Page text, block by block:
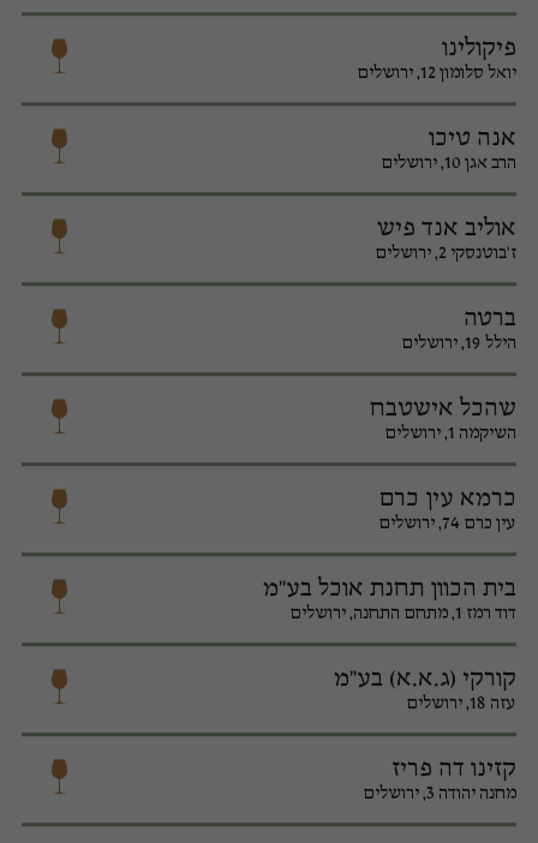
פיקולינו
יואל סלומון 12, ירושלים
אנה טיכו
הרב אגן 10, ירושלים
אוליב אנד פיש
ז'בוטנסקי 2, ירושלים
ברטה
הילל 19, ירושלים
שהכל אישטבח
השיקמה 1, ירושלים
כרמא עין כרם
עין כרם 74, ירושלים
בית הכוון תחנת אוכל בע"מ
דוד רמז 1, מתחם התחנה, ירושלים
קורקי (ג.א.א) בע"מ
עזה 18, ירושלים
קזינו דה פריז
מחנה יהודה 3, ירושלים